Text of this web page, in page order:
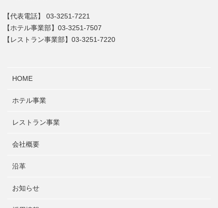
【代表電話】 03-3251-7221
【ホテル事業部】 03-3251-7507
【レストラン事業部】 03-3251-7220
HOME
ホテル事業
レストラン事業
会社概要
沿革
お知らせ